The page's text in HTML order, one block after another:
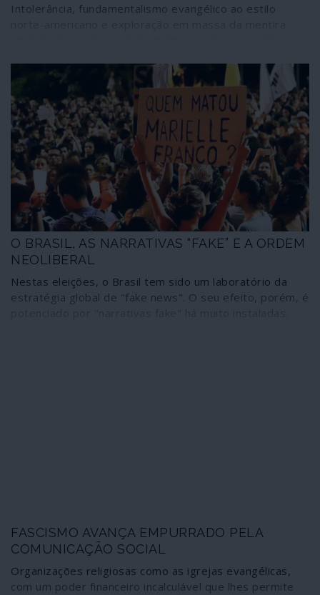
Intolerância, fundamentalismo evangélico ao estilo
O BRASIL, AS NARRATIVAS “FAKE” E A ORDEM
NEOLIBERAL
Nestas eleições, o Brasil tem sido um laboratório da
estratégia global de "fake news". O seu efeito, porém, é
FASCISMO AVANÇA EMPURRADO PELA
COMUNICAÇÃO SOCIAL
Organizações religiosas como as igrejas evangélicas,
com um poder financeiro incalculável que lhes permite